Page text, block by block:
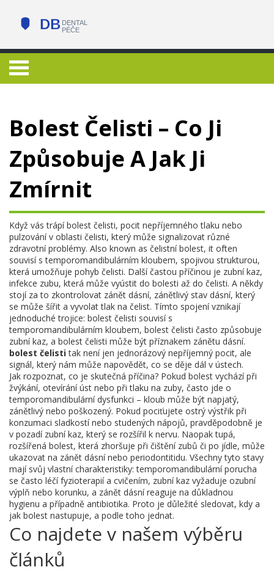
Bolest Čelisti – Co Ji
Způsobuje A Jak Ji
Zmírnit
Když vás trápíbolest čelisti, pocit nepříjemného tlaku nebo
pulzování v oblasti čelisti, který může signalizovat různé
zdravotní problémy. Also known as čelistní bolest, it often
souvisí stemporomandibulárním kloubem, spojivou strukturou,
která umožňuje pohyb čelisti. Další častou příčinou je zubní kaz,
infekce zubu, která může vyústit do bolesti až do čelisti. A někdy
stojí za to zkontrolovat zánět dásní, zánětlivý stav dásní, který
se může šířit a vyvolat tlak na čelist. Tímto spojení vznikají
jednoduché trojice: bolest čelisti souvisí s
temporomandibulárním kloubem, bolest čelisti často způsobuje
zubní kaz, a bolest čelisti může být příznakem zánětu dásní.
bolest čelistitak není jen jednorázový nepříjemný pocit, ale
signál, který nám může napovědět, co se děje dál v ústech.
Jak rozpoznat, co je skutečná příčina? Pokud bolest vychází při
žvýkání, otevírání úst nebo při tlaku na zuby, často jde o
temporomandibulární dysfunkci – kloub může být napjatý,
zánětlivý nebo poškozený. Pokud pociťujete ostrý výstřik při
konzumaci sladkostí nebo studených nápojů, pravděpodobně je
v pozadí zubní kaz, který se rozšířil k nervu. Naopak tupá,
rozšířená bolest, která zhoršuje při čištění zubů či po jídle, může
ukazovat na zánět dásní nebo periodontitidu. Všechny tyto stavy
mají svůj vlastní charakteristiky: temporomandibulární porucha
se často léčí fyzioterapií a cvičením, zubní kaz vyžaduje ozubní
výplň nebo korunku, a zánět dásní reaguje na důkladnou
hygienu a případně antibiotika. Proto je důležité sledovat, kdy a
jak bolest nastupuje, a podle toho jednat.
Co najdete v našem výběru
článků